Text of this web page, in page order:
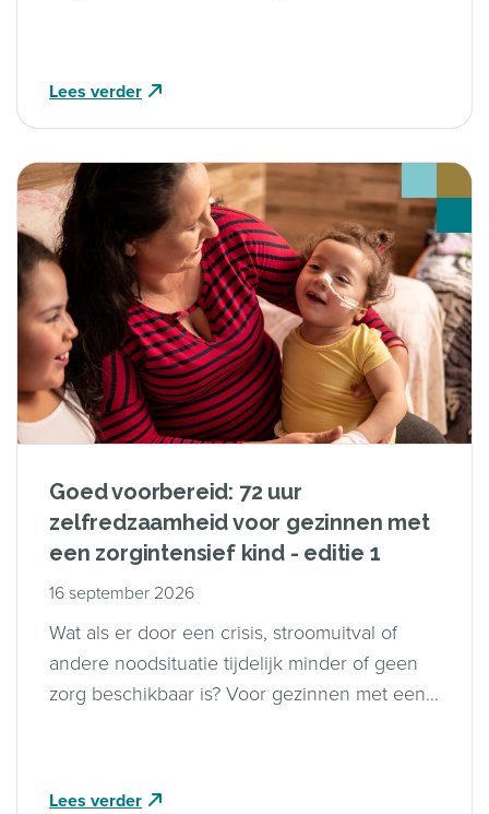
Lees verder
Goed voorbereid: 72 uur
zelfredzaamheid voor gezinnen met
een zorgintensief kind - editie 1
16 september 2026
Wat als er door een crisis, stroomuitval of
andere noodsituatie tijdelijk minder of geen
zorg beschikbaar is? Voor gezinnen met een
Lees verder